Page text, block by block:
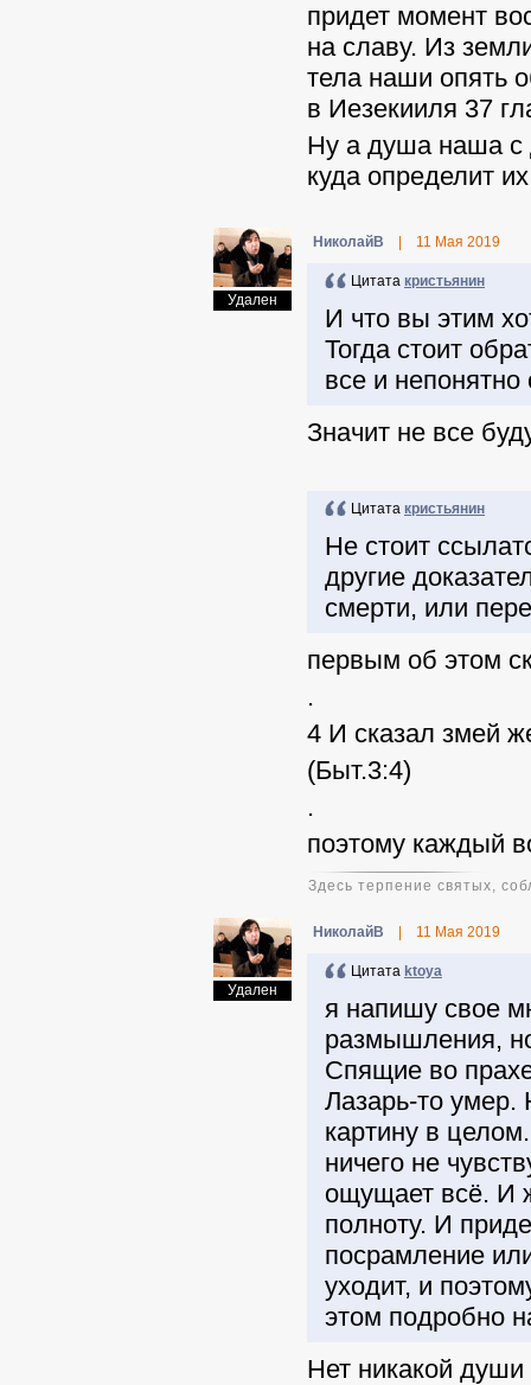
придет момент
на славу. Из
тела наши опять
в Иезекииля 37
Ну а душа наша с
куда определит
Удален
НиколайВ 11 Мая 2019
Цитата кристьянин
И что вы этим
Тогда стоит
все и непонятно
Значит не все
Цитата кристьянин
Не стоит
другие
смерти, или
первым об этом
.
4 И сказал змей
(Быт.3:4)
.
поэтому каждый
Здесь терпение святых,
Удален
НиколайВ 11 Мая 2019
Цитата ktoya
я напишу свое
размышления,
Спящие во
Лазарь-то
картину в
ничего не
ощущает всё. И
полноту. И
посрамление
уходит, и
этом подробно
Нет никакой